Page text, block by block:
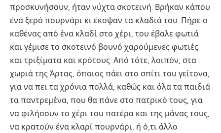
προσκυνήσουν, ήταν νύχτα σκοτεινή. Βρήκαν κάπου
ένα ξερό πουρνάρι κι έκοψαν τα κλαδιά του. Πήρε ο
καθένας από ένα κλαδί στο χέρι, του έβαλε φωτιά
και γέμισε το σκοτεινό βουνό χαρούμενες φωτιές
και τριξίματα και κρότους. Από τότε, λοιπόν, στα
χωριά της Άρτας, όποιος πάει στο σπίτι του γείτονα,
για να πει τα χρόνια πολλά, καθώς και όλα τα παιδιά
τα παντρεμένα, που θα πάνε στο πατρικό τους, για
να φιλήσουν το χέρι του πατέρα και της μάνας τους,
να κρατούν ένα κλαρί πουρνάρι, ή ό,τι άλλο